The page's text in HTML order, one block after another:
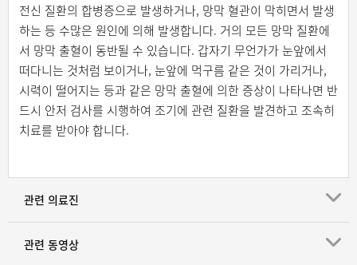
전신 질환의 합병증으로 발생하거나, 망막 혈관이 막히면서 발생
하는 등 수많은 원인에 의해 발생합니다. 거의 모든 망막 질환에
서 망막 출혈이 동반될 수 있습니다. 갑자기 무언가가 눈앞에서
떠다니는 것처럼 보이거나, 눈앞에 먹구름 같은 것이 가리거나,
시력이 떨어지는 등과 같은 망막 출혈에 의한 증상이 나타나면 반
드시 안저 검사를 시행하여 조기에 관련 질환을 발견하고 조속히
치료를 받아야 합니다.
관련 의료진
관련 동영상